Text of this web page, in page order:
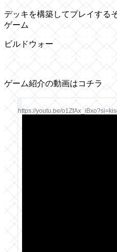
デッキを構築してプレイする
ゲーム
ビルドウォー
ゲーム紹介の動画はコチラ
https://youtu.be/